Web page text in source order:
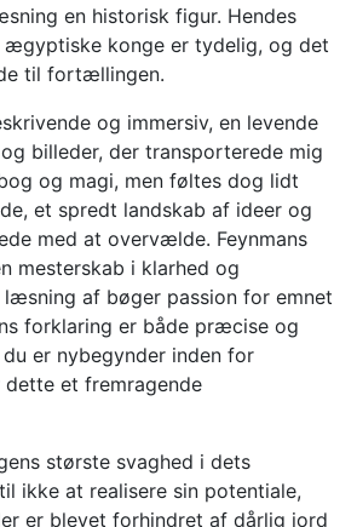
en historisk figur. Hendes
konge er tydelig, og det
til fortællingen.
og immersiv, en levende
billeder, der transporterede mig
og magi, men føltes dog lidt
et spredt landskab af ideer og
med at overvælde. Feynmans
mesterskab i klarhed og
læsning af bøger passion for emnet
forklaring er både præcise og
er nybegynder inden for
dette et fremragende
største svaghed i dets
ikke at realisere sin potentiale,
er blevet forhindret af dårlig jord